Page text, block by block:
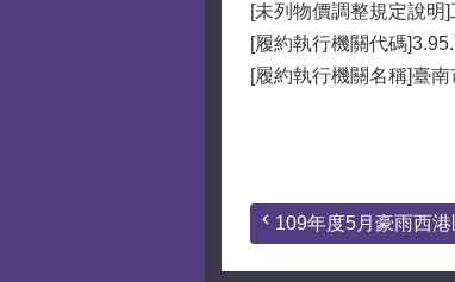
[未列物價調整規定說明
[履約執行機關代碼
[履約執行機關名稱]臺
109年度5月豪雨西港